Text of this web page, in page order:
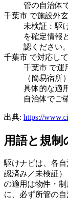
管の自治体
千葉市 で施設外
未検証：駆
を確定情報
認ください。
千葉市 で対応し
千葉市 で運
（簡易宿所
具体的な適
自治体でご
出典: https://
用語と規制
駆けナビは、各
認済み／未検証
の適用は物件・
に、必ず所管の